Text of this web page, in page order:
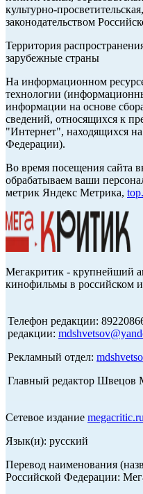
культурно-
законодательством
Территория
зарубежные страны
На информационном
технологии
информации на основе
сведений, относящихся к
"Интернет", находящихся
Федерации).
Во время посещения сайта
обрабатываем ваши
метрик Яндекс Метрика,
Мегакритик - крупнейший
кинофильмы в российском
Телефон редакции:
редакции:
Рекламный отдел:
Главный редактор Швецов
Сетевое издание megacritic.ru
Язык(и): русский
Перевод наименования
Российской Федерации: